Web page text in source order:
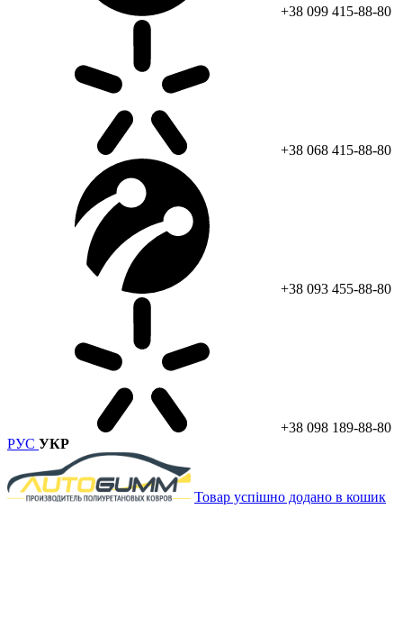
+38 099 415-88-80
+38 068 415-88-80
+38 093 455-88-80
+38 098 189-88-80
РУС УКР
Товар успішно додано в кошик